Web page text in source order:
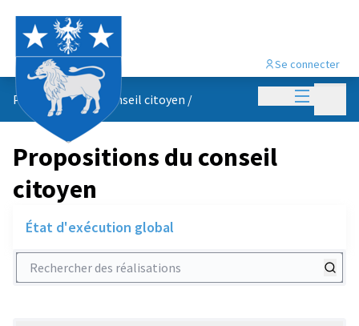
Menu
Se connecter
Propositions du conseil citoyen /
Propositions du conseil
citoyen
État d'exécution global
Rechercher des réalisations